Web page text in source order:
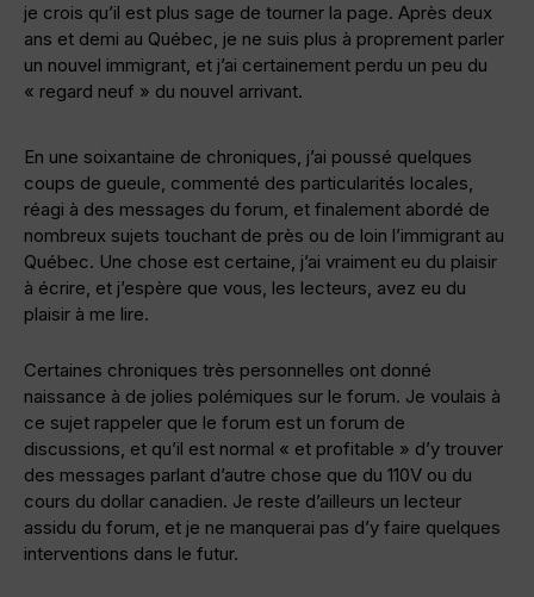
je crois qu’il est plus sage de tourner la page. Après deux
ans et demi au Québec, je ne suis plus à proprement parler
un nouvel immigrant, et j’ai certainement perdu un peu du
« regard neuf » du nouvel arrivant.
En une soixantaine de chroniques, j’ai poussé quelques
coups de gueule, commenté des particularités locales,
réagi à des messages du forum, et finalement abordé de
nombreux sujets touchant de près ou de loin l’immigrant au
Québec. Une chose est certaine, j’ai vraiment eu du plaisir
à écrire, et j’espère que vous, les lecteurs, avez eu du
plaisir à me lire.
Certaines chroniques très personnelles ont donné
naissance à de jolies polémiques sur le forum. Je voulais à
ce sujet rappeler que le forum est un forum de
discussions, et qu’il est normal « et profitable » d’y trouver
des messages parlant d’autre chose que du 110V ou du
cours du dollar canadien. Je reste d’ailleurs un lecteur
assidu du forum, et je ne manquerai pas d’y faire quelques
interventions dans le futur.